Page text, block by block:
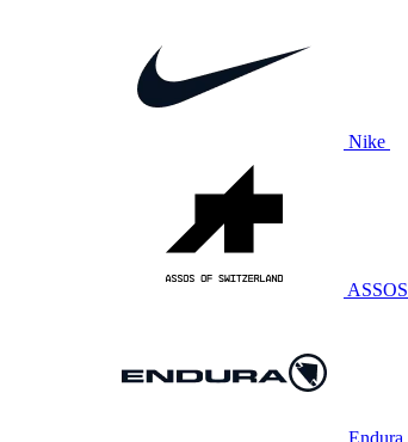
Nike
ASSOS
Endura